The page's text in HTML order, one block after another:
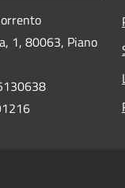
1, 80063, Piano